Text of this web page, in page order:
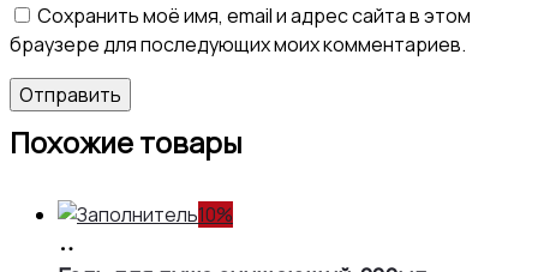
Сохранить моё имя, email и адрес сайта в этом
браузере для последующих моих комментариев.
Похожие товары
10%